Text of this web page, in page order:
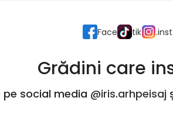
Face tik .inst
Grădini care
social media @iris.arhpeisaj